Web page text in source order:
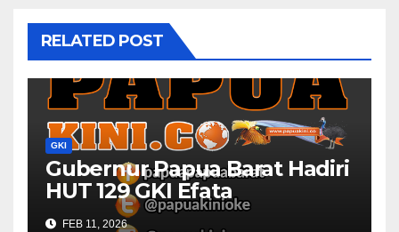
RELATED POST
GKI
Gubernur Papua Barat Hadiri
HUT 129 GKI Efata
Manggoapi
FEB 11, 2026